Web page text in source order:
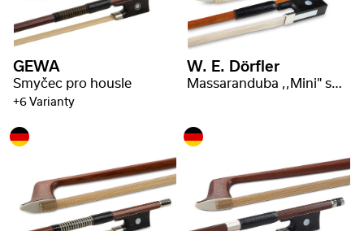
GEWA
Smyčec pro housle
+6 Varianty
W. E. Dörfler
Massaranduba ,,Mini" smyčec